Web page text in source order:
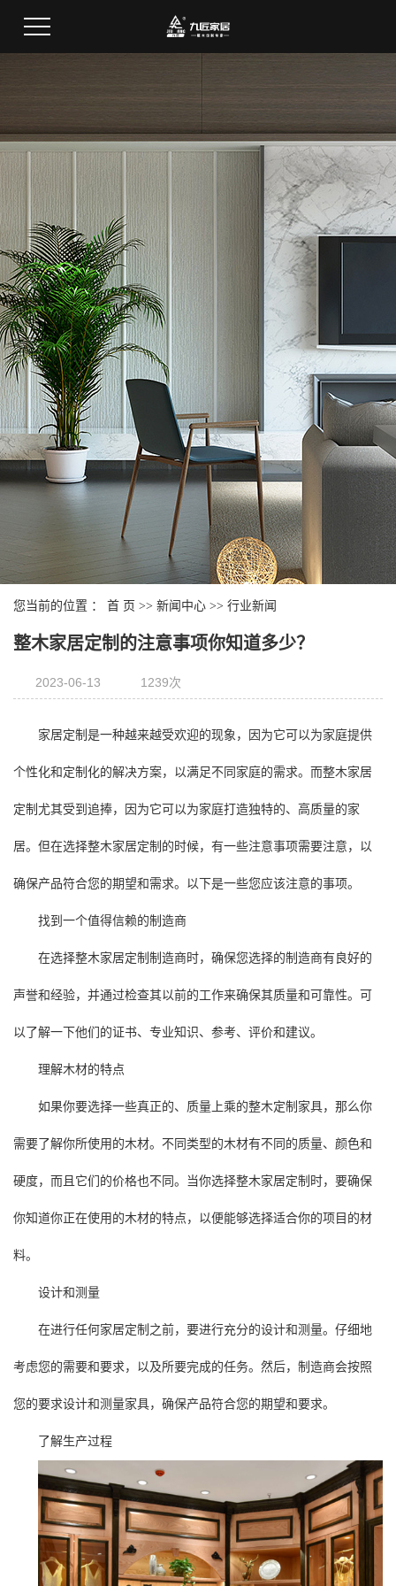
您当前的位置 ： 首 页 >> 新闻中心 >> 行业新闻
整木家居定制的注意事项你知道多少？
2023-06-13 1239次
家居定制是一种越来越受欢迎的现象，因为它可以为家庭提供
个性化和定制化的解决方案，以满足不同家庭的需求。而整木家居
定制尤其受到追捧，因为它可以为家庭打造独特的、高质量的家
居。但在选择整木家居定制的时候，有一些注意事项需要注意，以
确保产品符合您的期望和需求。以下是一些您应该注意的事项。
找到一个值得信赖的制造商
在选择整木家居定制制造商时，确保您选择的制造商有良好的
声誉和经验，并通过检查其以前的工作来确保其质量和可靠性。可
以了解一下他们的证书、专业知识、参考、评价和建议。
理解木材的特点
如果你要选择一些真正的、质量上乘的整木定制家具，那么你
需要了解你所使用的木材。不同类型的木材有不同的质量、颜色和
硬度，而且它们的价格也不同。当你选择整木家居定制时，要确保
你知道你正在使用的木材的特点，以便能够选择适合你的项目的材
料。
设计和测量
在进行任何家居定制之前，要进行充分的设计和测量。仔细地
考虑您的需要和要求，以及所要完成的任务。然后，制造商会按照
您的要求设计和测量家具，确保产品符合您的期望和要求。
了解生产过程